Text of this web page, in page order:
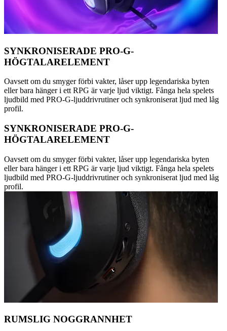
SYNKRONISERADE PRO-G-
HÖGTALARELEMENT
Oavsett om du smyger förbi vakter, låser upp legendariska byten
eller bara hänger i ett RPG är varje ljud viktigt. Fånga hela spelets
ljudbild med PRO-G-ljuddrivrutiner och synkroniserat ljud med låg
profil.
SYNKRONISERADE PRO-G-
HÖGTALARELEMENT
Oavsett om du smyger förbi vakter, låser upp legendariska byten
eller bara hänger i ett RPG är varje ljud viktigt. Fånga hela spelets
ljudbild med PRO-G-ljuddrivrutiner och synkroniserat ljud med låg
profil.
RUMSLIG NOGGRANNHET